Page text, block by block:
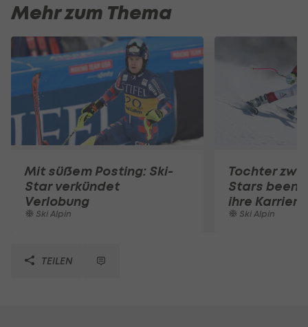
Mehr zum Thema
Mit süßem Posting: Ski-
Star verkündet
Verlobung
Ski Alpin
Tochter
Stars
ihre Karriere
Ski Alpin
TEILEN